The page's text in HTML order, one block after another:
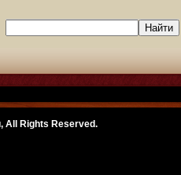
All Rights Reserved.